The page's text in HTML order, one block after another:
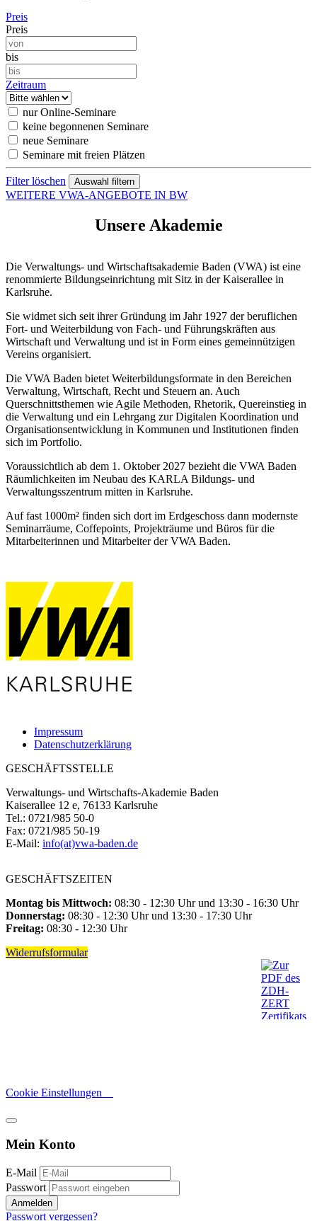
Preis
Preis
bis
Zeitraum
nur Online-Seminare
keine begonnenen Seminare
neue Seminare
Seminare mit freien Plätzen
Filter löschen
WEITERE VWA-ANGEBOTE IN BW
Unsere Akademie
Die Verwaltungs- und Wirtschaftsakademie Baden (VWA) ist eine
renommierte Bildungseinrichtung mit Sitz in der Kaiserallee in
Karlsruhe.
Sie widmet sich seit ihrer Gründung im Jahr 1927 der beruflichen
Fort- und Weiterbildung von Fach- und Führungskräften aus
Wirtschaft und Verwaltung und ist in Form eines gemeinnützigen
Vereins organisiert.
Die VWA Baden bietet Weiterbildungsformate in den Bereichen
Verwaltung, Wirtschaft, Recht und Steuern an. Auch
Querschnittsthemen wie Agile Methoden, Rhetorik, Quereinstieg in
die Verwaltung und ein Lehrgang zur Digitalen Koordination und
Organisationsentwicklung in Kommunen und Institutionen finden
sich im Portfolio.
Voraussichtlich ab dem 1. Oktober 2027 bezieht die VWA Baden
Räumlichkeiten im Neubau des KARLA Bildungs- und
Verwaltungsszentrum mitten in Karlsruhe.
Auf fast 1000m² finden sich dort im Erdgeschoss dann modernste
Seminarräume, Coffepoints, Projekträume und Büros für die
Mitarbeiterinnen und Mitarbeiter der VWA Baden.
Impressum
Datenschutzerklärung
GESCHÄFTSSTELLE
Verwaltungs- und Wirtschafts-Akademie Baden
Kaiserallee 12 e, 76133 Karlsruhe
Tel.: 0721/985 50-0
Fax: 0721/985 50-19
E-Mail: info(at)vwa-baden.de
GESCHÄFTSZEITEN
Montag bis Mittwoch: 08:30 - 12:30 Uhr und 13:30 - 16:30 Uhr
Donnerstag: 08:30 - 12:30 Uhr und 13:30 - 17:30 Uhr
Freitag: 08:30 - 12:30 Uhr
Widerrufsformular
Cookie Einstellungen
Mein Konto
E-Mail
Passwort
Anmelden
Passwort vergessen?